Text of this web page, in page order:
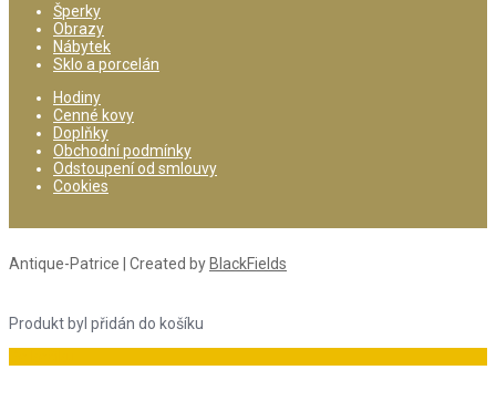
Šperky
Obrazy
Nábytek
Sklo a porcelán
Hodiny
Cenné kovy
Doplňky
Obchodní podmínky
Odstoupení od smlouvy
Cookies
Antique-Patrice | Created by BlackFields
Produkt byl přidán do košíku